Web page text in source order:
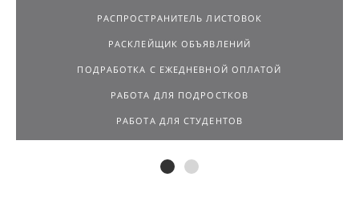
РАСПРОСТРАНИТЕЛЬ ЛИСТОВОК
РАСКЛЕЙЩИК ОБЪЯВЛЕНИЙ
ПОДРАБОТКА С ЕЖЕДНЕВНОЙ ОПЛАТОЙ
РАБОТА ДЛЯ ПОДРОСТКОВ
РАБОТА ДЛЯ СТУДЕНТОВ